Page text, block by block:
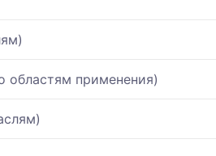
областям применения)